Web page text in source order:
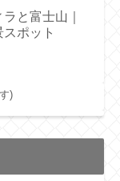
と富士山｜
ポット
)